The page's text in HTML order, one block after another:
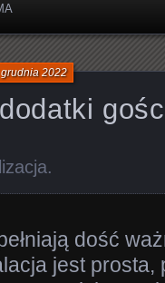
2022
.
dość
jest prosta,